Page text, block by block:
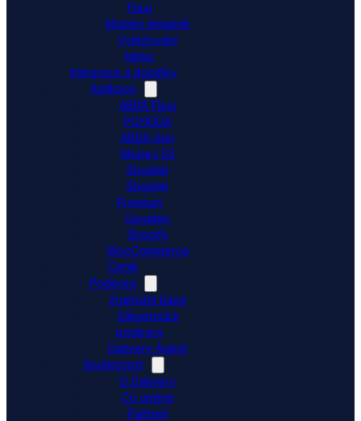
Flexi
Mobilní skladník
Vytěžování
faktur
Integrace a doplňky
Aplikace
ABRA Flexi
POHODA
ABRA Gen
Money S3
Shoptet
Shoptet
Premium
Upgates
Shopify
WooCommerce
Ceník
Podpora
Znalostní báze
Zákaznická
podpora
Dativery Agent
Společnost
O Dativery
Co umíme
Partneři